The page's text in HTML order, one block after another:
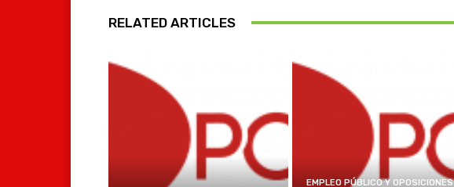
RELATED ARTICLES
EMPLEO PÚBLICO Y OPOSICIONES